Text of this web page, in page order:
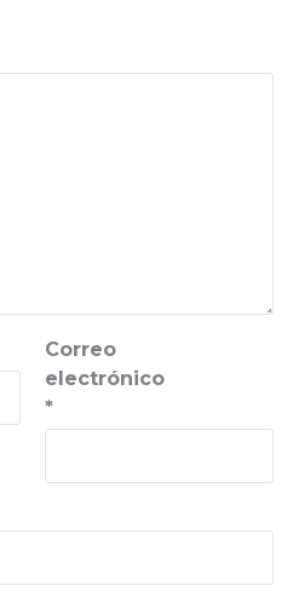
Correo
electrónico
*